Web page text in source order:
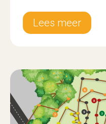
Lees meer